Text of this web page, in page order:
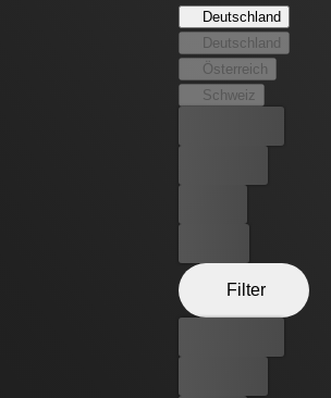
Deutschland
Deutschland
Österreich
Schweiz
Filter